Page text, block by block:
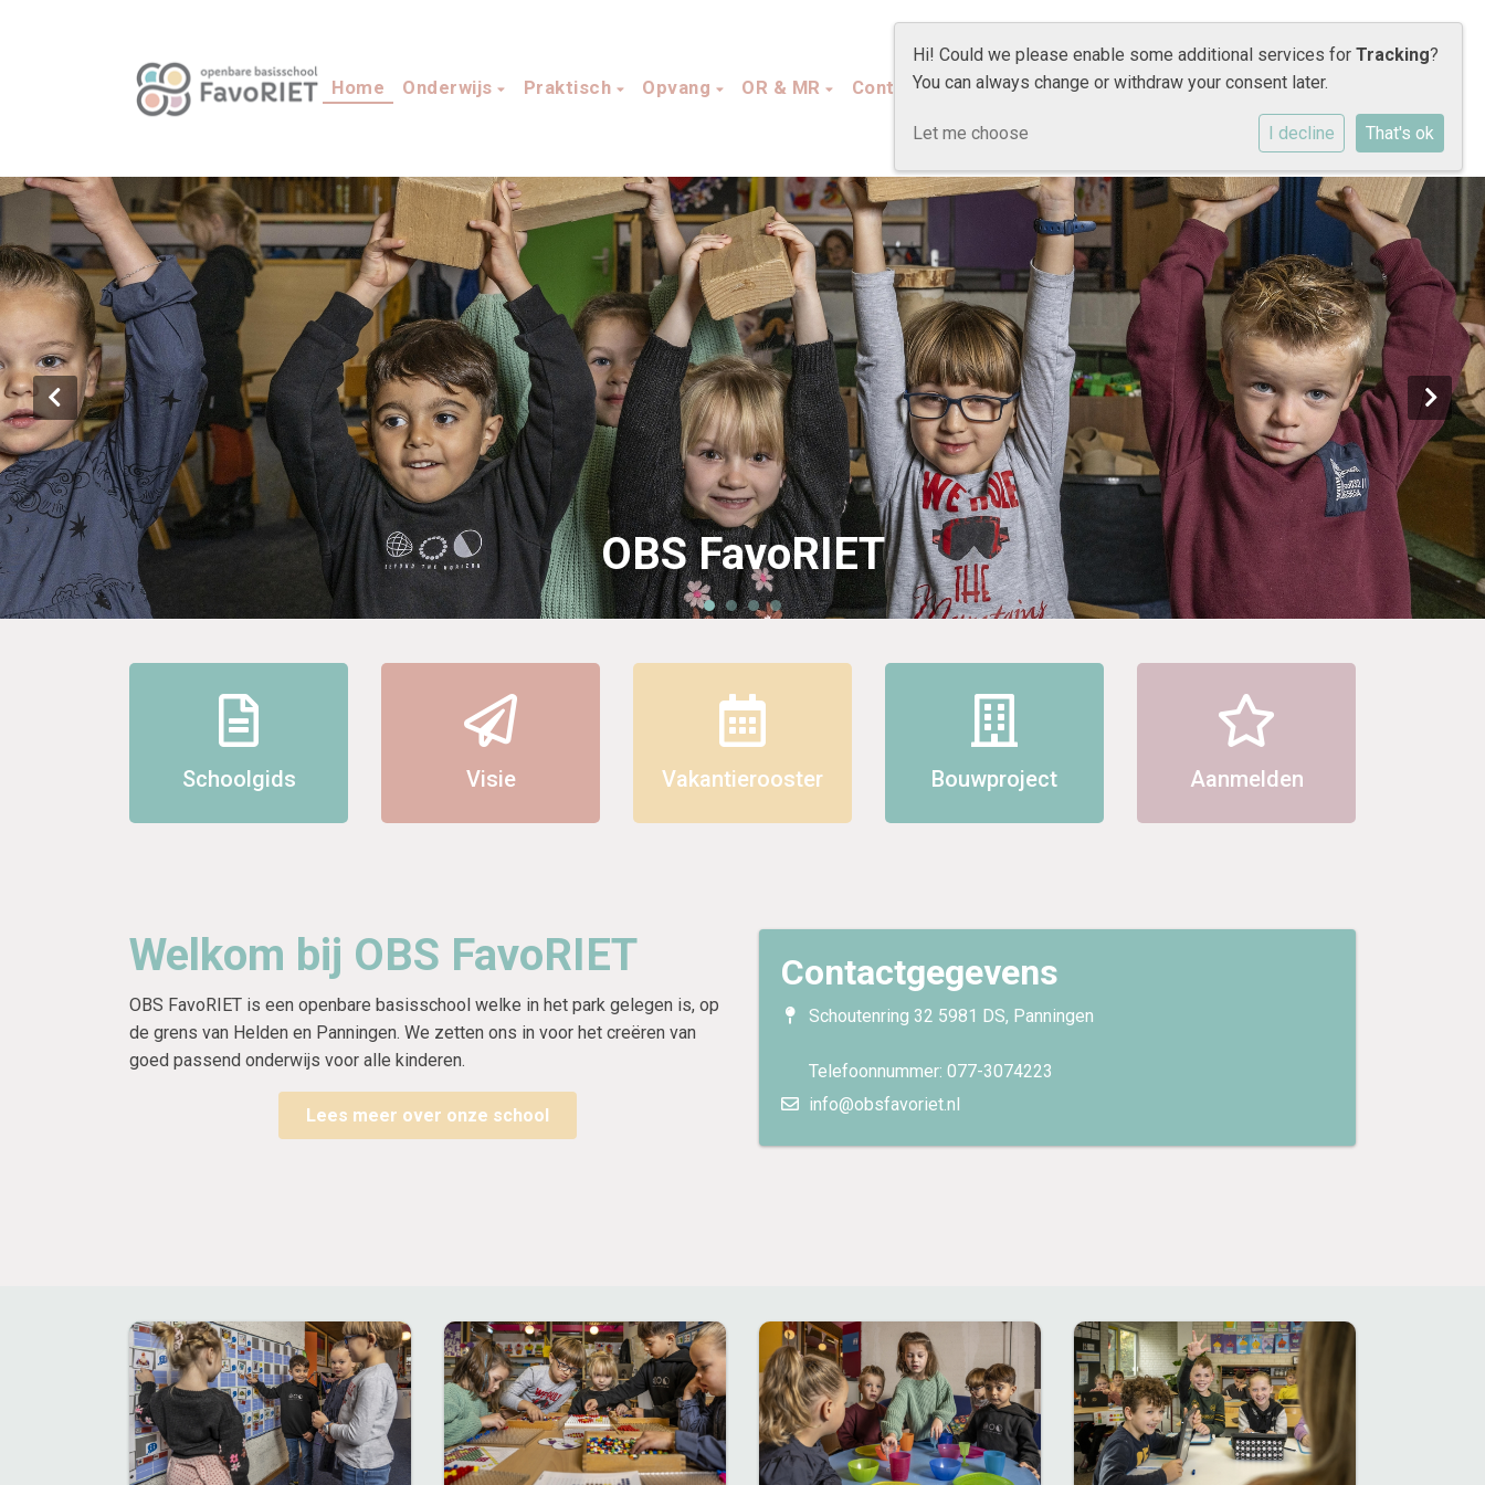
Home Onderwijs Praktisch Opvang OR & MR Contact
OBS FavoRIET
Schoolgids Visie Vakantierooster Bouwproject Aanmelden
Welkom bij OBS FavoRIET
OBS FavoRIET is een openbare basisschool welke in het park gelegen is, op
de grens van Helden en Panningen. We zetten ons in voor het creëren van
goed passend onderwijs voor alle kinderen.
Lees meer over onze school
Contactgegevens
Schoutenring 32 5981 DS, Panningen
Telefoonnummer: 077-3074223
info@obsfavoriet.nl
Hi! Could we please enable some additional services for Tracking?
You can always change or withdraw your consent later.
Let me choose I decline That's ok